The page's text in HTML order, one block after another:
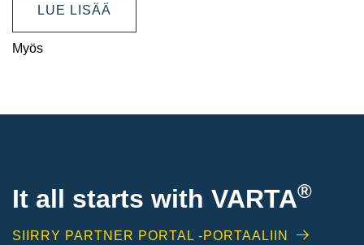
LUE LISÄÄ
Myös
It all starts with VARTA®
SIIRRY PARTNER PORTAL -PORTAALIIN